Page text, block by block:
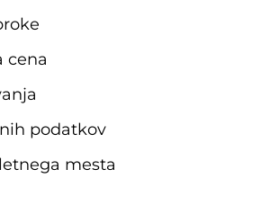
cena
podatkov
mesta